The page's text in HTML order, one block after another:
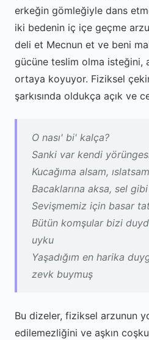
erkeğin gömleğiyle dans
iki bedenin iç içe geçme
deli et Mecnun et ve beni
gücüne teslim olma isteğini,
ortaya koyuyor. Fiziksel
şarkısında oldukça açık ve
O nası' bi' kalça?
Sanki var kendi
Kucağıma alsam,
Bacaklarına aksa, sel
Sevişmemiz için basar
Bütün komşular bizi
uyku
Yaşadığım en harika
zevk buymuş
Bu dizeler, fiziksel arzunun
edilemezliğini ve aşkın